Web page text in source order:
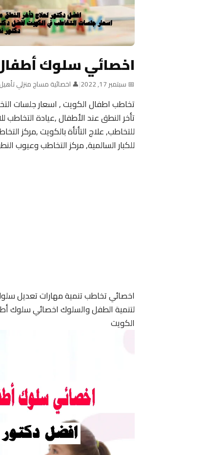
اخصائي سلوك
📅 سبتمبر 17, 2022 |👤 اخصائية مساج منزلي
تخاطب اطفال الكويت , اسعار جلسات
للتخاطب, علاج التأتأة بالكويت ,مركز
للكبار السالمية, مركز التخاطب وعيوب
اخصائي تخاطب تنمية مهارات تعديل
لتنمية الطفل والسلوك اخصائي سلوك
الكويت